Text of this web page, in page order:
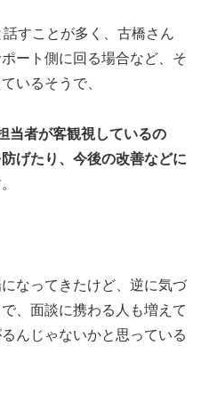
すことが多く、古橋さん
ート側に回る場合など、そ
いるそうで、
当者が客観視しているの
げたり、今後の改善などに
なってきたけど、逆に気づ
、面談に携わる人も増えて
んじゃないかと思っている